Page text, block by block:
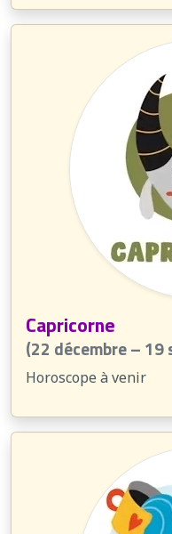
Capricorne
(22 décembre – 19
Horoscope à venir